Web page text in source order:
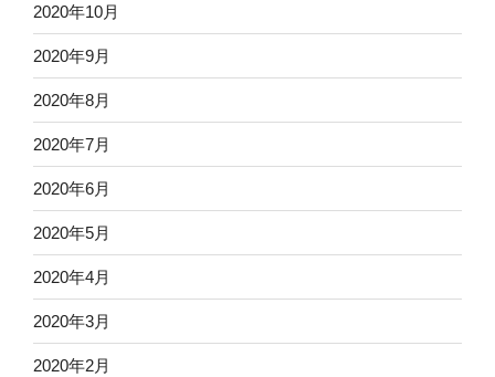
2020年10月
2020年9月
2020年8月
2020年7月
2020年6月
2020年5月
2020年4月
2020年3月
2020年2月